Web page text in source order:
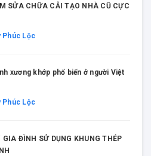
SỬA CHỮA CẢI TẠO NHÀ CŨ CỰC
Phúc Lộc
xương khớp phổ biến ở người Việt
Phúc Lộc
ĐÌNH SỬ DỤNG KHUNG THÉP